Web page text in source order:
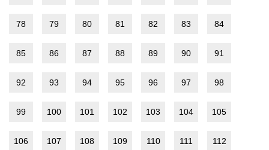
78 79 80 81 82 83 84
85 86 87 88 89 90 91
92 93 94 95 96 97 98
99 100 101 102 103 104 105
106 107 108 109 110 111 112